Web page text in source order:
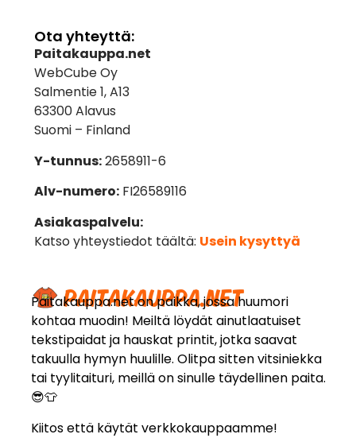
Paitakauppa.net on paikka, jossa huumori
kohtaa muodin! Meiltä löydät ainutlaatuiset
tekstipaidat ja hauskat printit, jotka saavat
takuulla hymyn huulille. Olitpa sitten vitsiniekka
tai tyylitaituri, meillä on sinulle täydellinen paita.
😎👕
Kiitos että käytät verkkokauppaamme!
Ota yhteyttä:
Paitakauppa.net
WebCube Oy
Salmentie 1, A13
63300 Alavus
Suomi – Finland
Y-tunnus:2658911-6
Alv-numero:FI26589116
Asiakaspalvelu:
Katso yhteystiedot täältä: Usein kysyttyä